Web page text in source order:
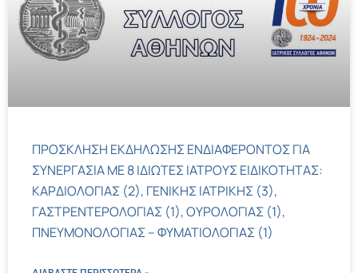
ΠΡΟΣΚΛΗΣΗ ΕΚΔΗΛΩΣΗΣ ΕΝΔΙΑΦΕΡΟΝΤΟΣ ΓΙΑ
ΣΥΝΕΡΓΑΣΙΑ ΜΕ 8 ΙΔΙΩΤΕΣ ΙΑΤΡΟΥΣ ΕΙΔΙΚΟΤΗΤΑΣ:
ΚΑΡΔΙΟΛΟΓΙΑΣ (2), ΓΕΝΙΚΗΣ ΙΑΤΡΙΚΗΣ (3),
ΓΑΣΤΡΕΝΤΕΡΟΛΟΓΙΑΣ (1), ΟΥΡΟΛΟΓΙΑΣ (1),
ΠΝΕΥΜΟΝΟΛΟΓΙΑΣ – ΦΥΜΑΤΙΟΛΟΓΙΑΣ (1)